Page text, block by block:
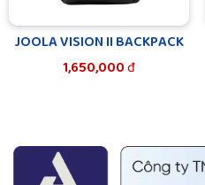
JOOLA VISION II BACKPACK
1,650,000đ